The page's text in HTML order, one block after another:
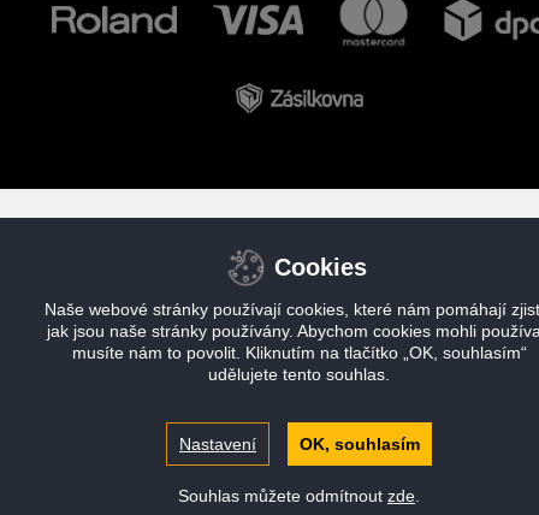
Cookies
Naše webové stránky používají cookies, které nám pomáhají
jak jsou naše stránky používány. Abychom cookies mohli
musíte nám to povolit. Kliknutím na tlačítko „OK, souhlasím“
udělujete tento souhlas.
Nastavení OK, souhlasím
Souhlas můžete odmítnout zde